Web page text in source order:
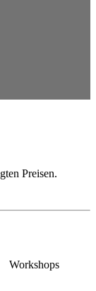
Preisen.
Workshops